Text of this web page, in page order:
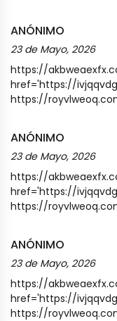
ANÓNIMO
23 de Mayo, 2026
https://
href='https://
https://
ANÓNIMO
23 de Mayo, 2026
https://
href='https://
https://
ANÓNIMO
23 de Mayo, 2026
https://
href='https://
https://